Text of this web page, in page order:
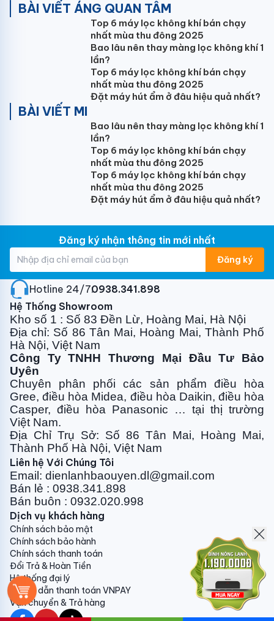
BÀI VIẾT ÁNG QUAN TÂM
Top 6 máy lọc không khí bán chạy
nhất mùa thu đông 2025
Bao lâu nên thay màng lọc không khí 1
lần?
Top 6 máy lọc không khí bán chạy
nhất mùa thu đông 2025
Đặt máy hút ẩm ở đâu hiệu quả nhất?
BÀI VIẾT MI
Bao lâu nên thay màng lọc không khí 1
lần?
Top 6 máy lọc không khí bán chạy
nhất mùa thu đông 2025
Top 6 máy lọc không khí bán chạy
nhất mùa thu đông 2025
Đặt máy hút ẩm ở đâu hiệu quả nhất?
Đăng ký nhận thông tin mới nhất
Đăng ký
Hotline 24/7:0938.341.898
Hệ Thống Showroom
Kho số 1 : Số 83 Đền Lừ, Hoàng Mai, Hà Nội
Địa chỉ: Số 86 Tân Mai, Hoàng Mai, Thành Phố
Hà Nội, Việt Nam
Công Ty TNHH Thương Mại Đầu Tư Bảo
Uyên
Chuyên phân phối các sản phẩm điều hòa
Gree, điều hòa Midea, điều hòa Daikin, điều hòa
Casper, điều hòa Panasonic … tại thị trường
Việt Nam.
Địa Chỉ Trụ Sở: Số 86 Tân Mai, Hoàng Mai,
Thành Phố Hà Nội, Việt Nam
Liên hệ Với Chúng Tôi
Email: dienlanhbaouyen.dl@gmail.com
Bán lẻ : 0938.341.898
Bán buôn : 0932.020.998
Dịch vụ khách hàng
Chính sách bảo mật
Chính sách bảo hành
Chính sách thanh toán
Đổi Trả & Hoàn Tiền
Hệ thống đại lý
Hướng dẫn thanh toán VNPAY
Vận chuyển & Trả hàng